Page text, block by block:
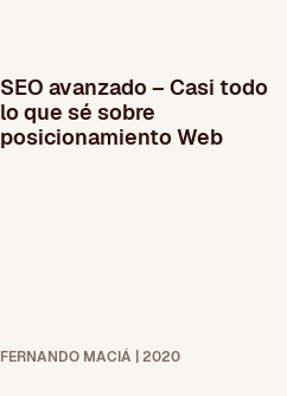
SEO avanzado – Casi todo
lo que sé sobre
posicionamiento Web
FERNANDO MACIÁ | 2020